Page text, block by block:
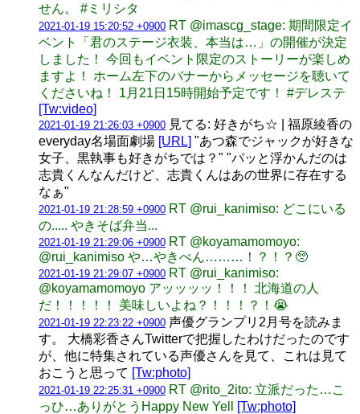
せん。 #ミリシタ
2021-01-19 15:20:52 +0900 RT @imascg_stage: 期間限定イ
ベント「君のステージ衣装、本当は…」の開催が決定
しました！ 今回もイベント限定のストーリーが楽しめ
ますよ！ ホーム左下のバナーからメッセージを聴いて
くださいね！ 1月21日15時開始予定です！ #デレステ
[Tw:video]
2021-01-19 21:26:03 +0900 見てる: 好きがち☆ | 福原綾香の
everyday名場面劇場 [URL] "あつ森でジャックが好きな
女子、黒執事も好きがちでは？" "パッと浮かんだのは
志貴くんなんだけど、志貴くんはあの世界に存在する
なぁ"
2021-01-19 21:28:59 +0900 RT @rui_kanimiso: どこにいる
の..... やきそば弁当...
2021-01-19 21:29:06 +0900 RT @koyamamomoyo:
@rui_kanimiso や…やきべん………！？！？🥺
2021-01-19 21:29:07 +0900 RT @rui_kanimiso:
@koyamamomoyo アッッッッ！！！ 北海道の人
だ！！！！！ 美味しいよね？！！！？！😭
2021-01-19 22:23:22 +0900 声優グランプリ2月号を読みま
す。 大橋彩香さんTwitterで把握したわけだったのです
が、他に特集されている声優さんを見て、これは見て
おこうと思って [Tw:photo]
2021-01-19 22:25:31 +0900 RT @rito_2ito: 立派だった…こ
っひ…ありがとうHappy New Yell
[Tw:photo]